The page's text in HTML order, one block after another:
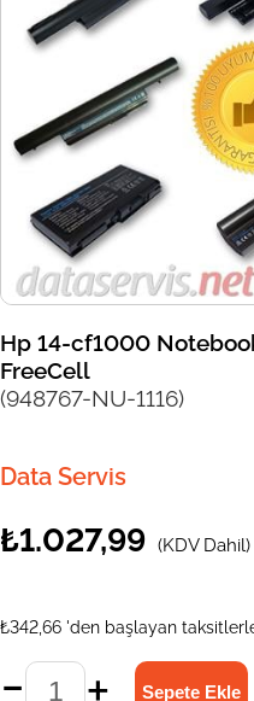
Hp 14-cf1000
FreeCell
(948767-NU-1116)
Data Servis
₺1.027,99 (KDV Dahil)
₺342,66 'den başlayan